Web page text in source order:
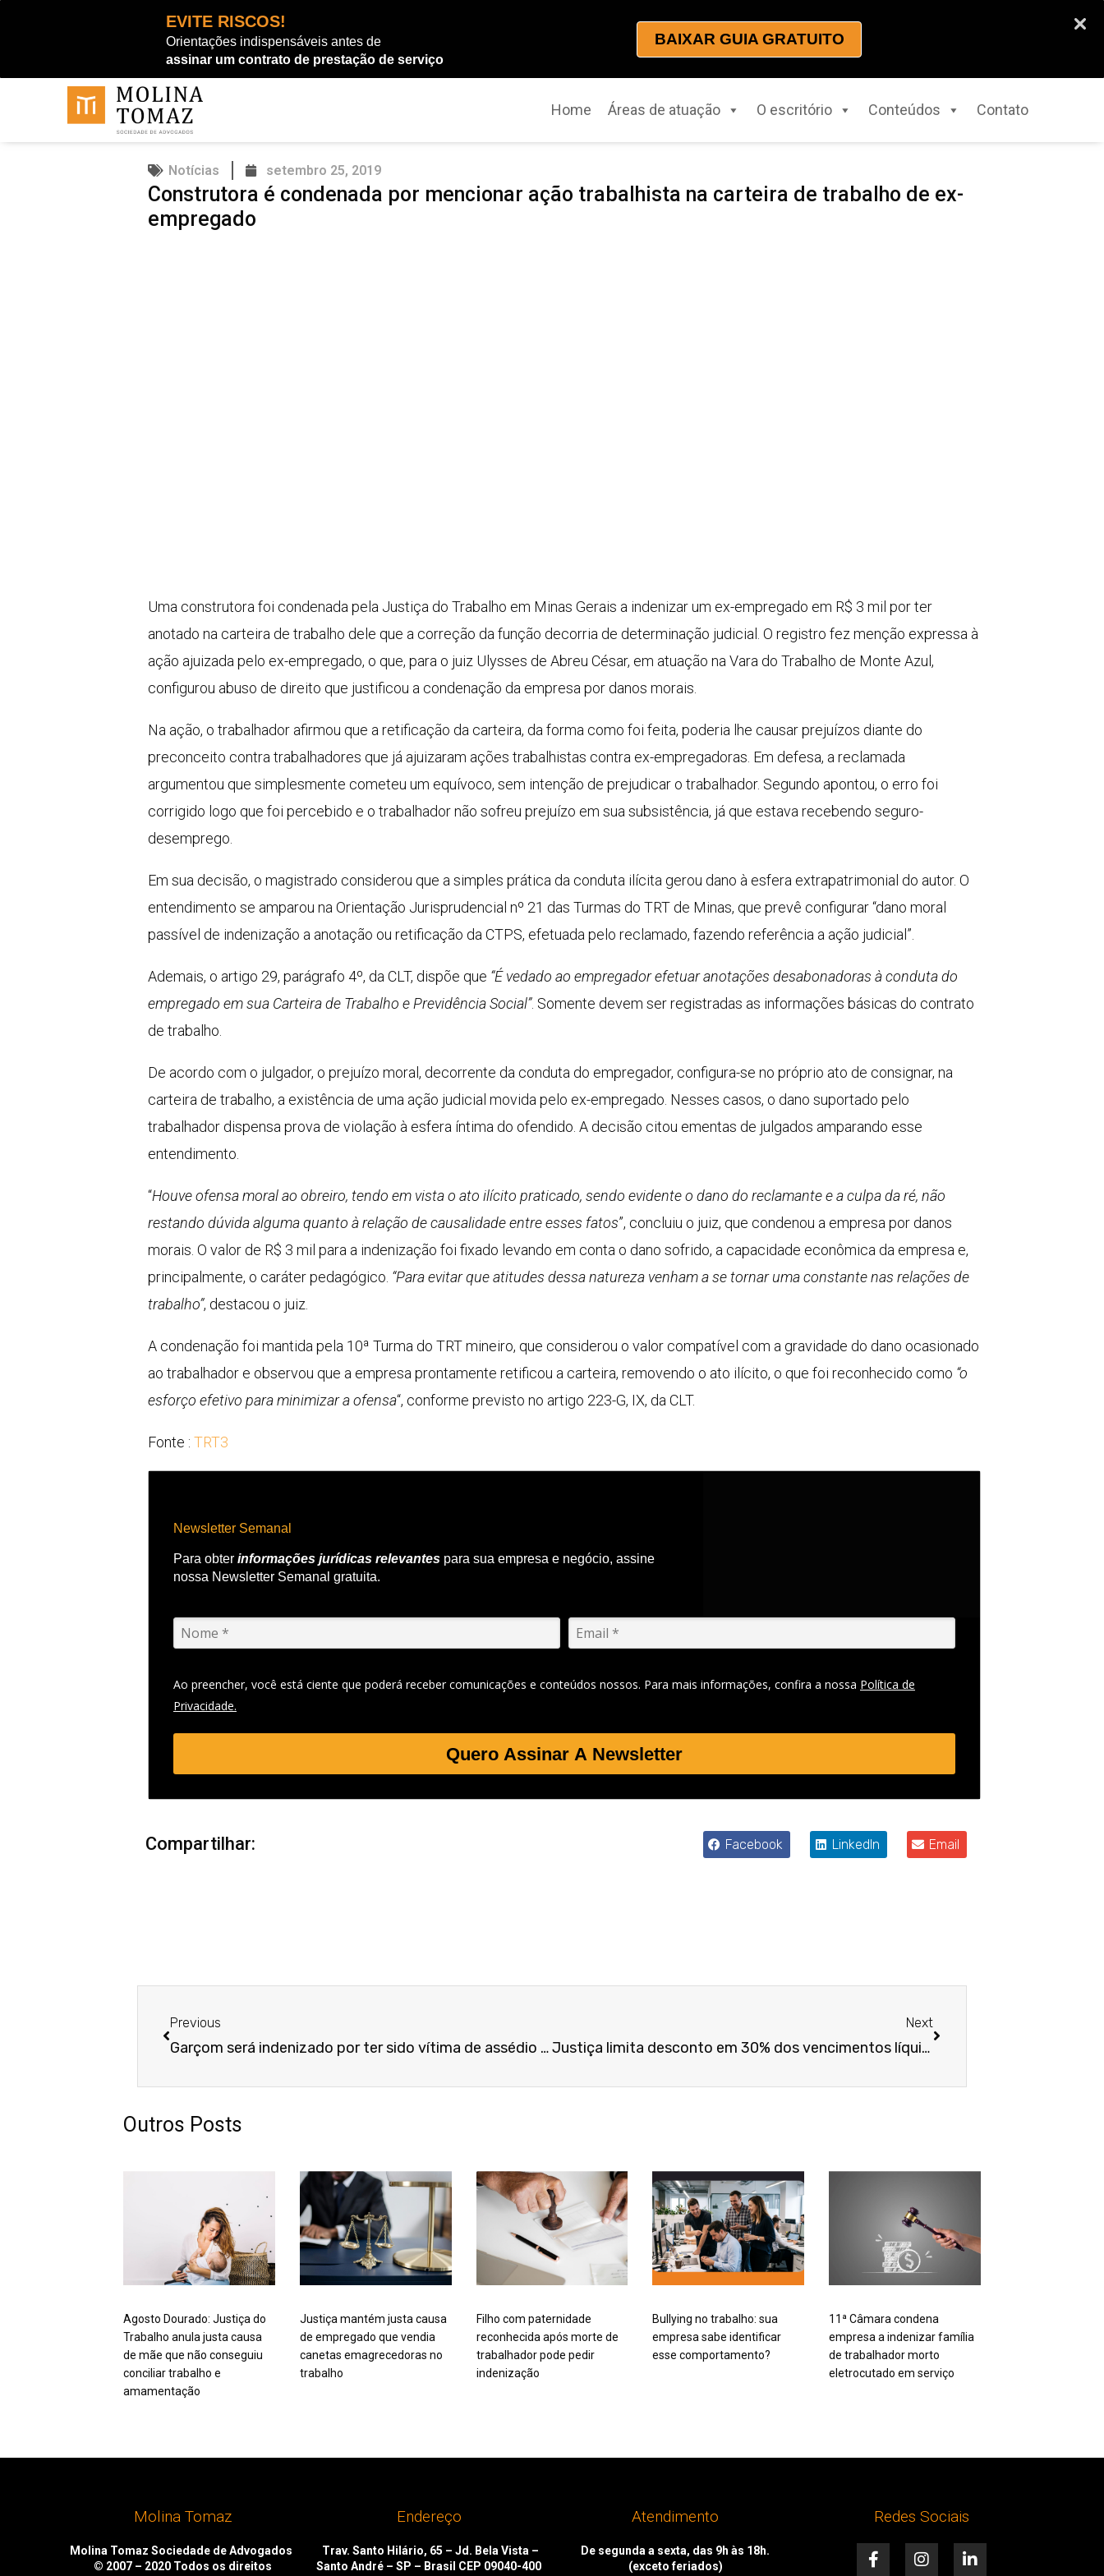
EVITE RISCOS!
Orientações indispensáveis antes de
assinar um contrato de prestação de serviço
BAIXAR GUIA GRATUITO
conteúdo
Home Áreas de atuação O escritório Conteúdos Contato
Notícias setembro 25, 2019
Construtora é condenada por mencionar ação trabalhista na carteira de trabalho de ex-
empregado
Uma construtora foi condenada pela Justiça do Trabalho em Minas Gerais a indenizar um ex-empregado em R$ 3 mil por ter
anotado na carteira de trabalho dele que a correção da função decorria de determinação judicial. O registro fez menção expressa à
ação ajuizada pelo ex-empregado, o que, para o juiz Ulysses de Abreu César, em atuação na Vara do Trabalho de Monte Azul,
configurou abuso de direito que justificou a condenação da empresa por danos morais.
Na ação, o trabalhador afirmou que a retificação da carteira, da forma como foi feita, poderia lhe causar prejuízos diante do
preconceito contra trabalhadores que já ajuizaram ações trabalhistas contra ex-empregadoras. Em defesa, a reclamada
argumentou que simplesmente cometeu um equívoco, sem intenção de prejudicar o trabalhador. Segundo apontou, o erro foi
corrigido logo que foi percebido e o trabalhador não sofreu prejuízo em sua subsistência, já que estava recebendo seguro-
desemprego.
Em sua decisão, o magistrado considerou que a simples prática da conduta ilícita gerou dano à esfera extrapatrimonial do autor. O
entendimento se amparou na Orientação Jurisprudencial nº 21 das Turmas do TRT de Minas, que prevê configurar “dano moral
passível de indenização a anotação ou retificação da CTPS, efetuada pelo reclamado, fazendo referência a ação judicial”.
Ademais, o artigo 29, parágrafo 4º, da CLT, dispõe que “É vedado ao empregador efetuar anotações desabonadoras à conduta do
empregado em sua Carteira de Trabalho e Previdência Social”. Somente devem ser registradas as informações básicas do contrato
de trabalho.
De acordo com o julgador, o prejuízo moral, decorrente da conduta do empregador, configura-se no próprio ato de consignar, na
carteira de trabalho, a existência de uma ação judicial movida pelo ex-empregado. Nesses casos, o dano suportado pelo
trabalhador dispensa prova de violação à esfera íntima do ofendido. A decisão citou ementas de julgados amparando esse
entendimento.
“Houve ofensa moral ao obreiro, tendo em vista o ato ilícito praticado, sendo evidente o dano do reclamante e a culpa da ré, não
restando dúvida alguma quanto à relação de causalidade entre esses fatos”, concluiu o juiz, que condenou a empresa por danos
morais. O valor de R$ 3 mil para a indenização foi fixado levando em conta o dano sofrido, a capacidade econômica da empresa e,
principalmente, o caráter pedagógico. “Para evitar que atitudes dessa natureza venham a se tornar uma constante nas relações de
trabalho”, destacou o juiz.
A condenação foi mantida pela 10ª Turma do TRT mineiro, que considerou o valor compatível com a gravidade do dano ocasionado
ao trabalhador e observou que a empresa prontamente retificou a carteira, removendo o ato ilícito, o que foi reconhecido como “o
esforço efetivo para minimizar a ofensa“, conforme previsto no artigo 223-G, IX, da CLT.
Fonte : TRT3
Newsletter Semanal
Para obter informações jurídicas relevantes para sua empresa e negócio, assine
nossa Newsletter Semanal gratuita.
Ao preencher, você está ciente que poderá receber comunicações e conteúdos nossos. Para mais informações, confira a nossa Política de
Privacidade.
Quero Assinar A Newsletter
Compartilhar: Facebook LinkedIn Email
Previous
Garçom será indenizado por ter sido vítima de assédio após ajuizar ação
Next
Justiça limita desconto em 30% dos vencimentos líquidos de devedor
Outros Posts
Agosto Dourado: Justiça do
Trabalho anula justa causa
de mãe que não conseguiu
conciliar trabalho e
amamentação
Justiça mantém justa causa
de empregado que vendia
canetas emagrecedoras no
trabalho
Filho com paternidade
reconhecida após morte de
trabalhador pode pedir
indenização
Bullying no trabalho: sua
empresa sabe identificar
esse comportamento?
11ª Câmara condena
empresa a indenizar família
de trabalhador morto
eletrocutado em serviço
Molina Tomaz
Molina Tomaz Sociedade de Advogados
© 2007 – 2020 Todos os direitos
Endereço
Trav. Santo Hilário, 65 – Jd. Bela Vista –
Santo André – SP – Brasil CEP 09040-400
Atendimento
De segunda a sexta, das 9h às 18h.
(exceto feriados)
Redes Sociais
F
a
I
n
L
i